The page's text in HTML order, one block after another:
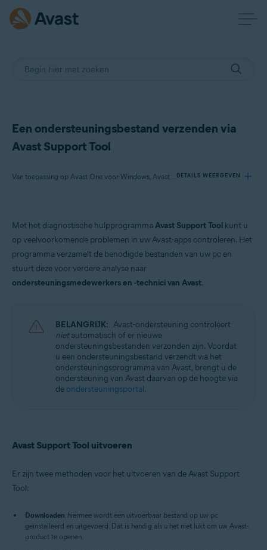
Een ondersteuningsbestand verzenden via
Avast Support Tool
Van toepassing op Avast One voor Windows, Avast Premium Security voor Windows, Avast SecureLine VPN voor Windows, Avast Cleanup Premium voor Windows, Avast AntiTrack voor Windows, Avast Driver Updater voor Windows, Avast BreachGuard voor Windows, Avast Battery Saver voor WindowsDETAILS WEERGEVEN
Producten:
Avast One 23.x voor Windows
Avast SecureLine VPN 5.x voor Windows
Avast Cleanup Premium 23.x voor Windows
Avast AntiTrack 3.x voor Windows
Besturingssystemen:
Microsoft Windows 11 Home / Pro / Enterprise / Education
Microsoft Windows 10 Home / Pro / Enterprise / Education – 32-/64-bits
Microsoft Windows 8.1 / Pro / Enterprise – 32-/64-bits
Microsoft Windows 8 / Pro / Enterprise – 32-/64-bits
Met het diagnostische hulpprogramma Avast Support Tool kunt u
op veelvoorkomende problemen in uw Avast-apps controleren. Het
programma verzamelt de benodigde bestanden van uw pc en
stuurt deze voor verdere analyse naar
ondersteuningsmedewerkers en -technici van Avast.
BELANGRIJK: Avast-ondersteuning controleert
nietautomatisch of er nieuwe
ondersteuningsbestanden verzonden zijn. Voordat
u een ondersteuningsbestand verzendt via het
ondersteuningsprogramma van Avast, brengt u de
ondersteuning van Avast daarvan op de hoogte via
de ondersteuningsportal.
Avast Support Tool uitvoeren
Er zijn twee methoden voor het uitvoeren van de Avast Support
Tool:
Downloaden: hiermee wordt een uitvoerbaar bestand op uw pc
geïnstalleerd en uitgevoerd. Dat is handig als u het niet lukt om uw Avast-
product te openen.